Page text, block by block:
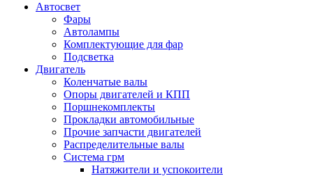
Автосвет
Фары
Автолампы
Комплектующие для фар
Подсветка
Двигатель
Коленчатые валы
Опоры двигателей и КПП
Поршнекомплекты
Прокладки автомобильные
Прочие запчасти двигателей
Распределительные валы
Система грм
Натяжители и успокоители